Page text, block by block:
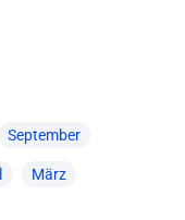
September
März